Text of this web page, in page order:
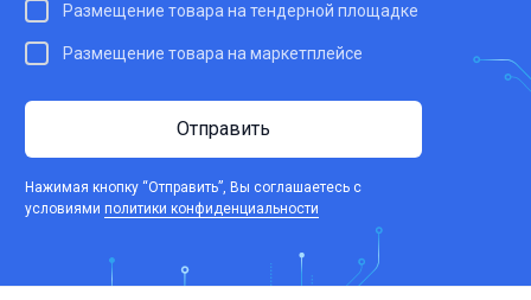
Размещение товара на тендерной площадке
Размещение товара на маркетплейсе
Отправить
Нажимая кнопку “Отправить”, Вы соглашаетесь c
условиями политики конфиденциальности